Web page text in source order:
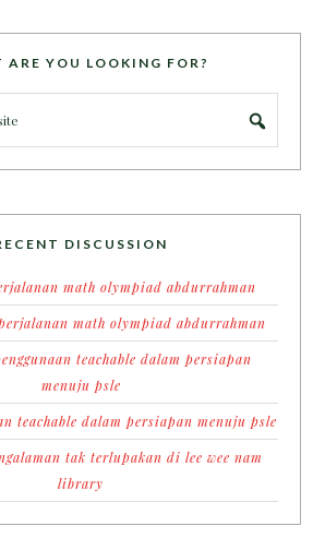
ARE YOU LOOKING FOR?
DISCUSSION
math olympiad abdurrahman
math olympiad abdurrahman
teachable dalam persiapan
menuju psle
teachable dalam persiapan menuju psle
tak terlupakan di lee wee nam
library